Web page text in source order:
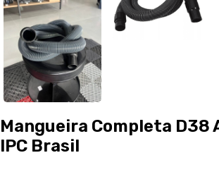
Mangueira Completa D38
IPC Brasil